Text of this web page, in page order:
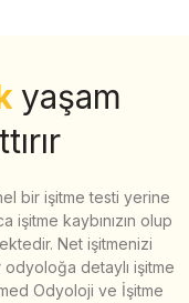
yaşam
bir işitme testi yerine
işitme kaybınızın olup
Net işitmenizi
detaylı işitme
Odyoloji ve İşitme